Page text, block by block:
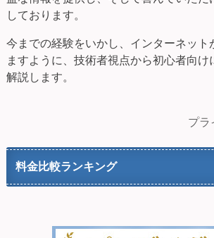
しております。
今までの経験をいかし、インターネット
ますように、技術者視点から初心者向け
解説します。
プラ
料金比較ランキング